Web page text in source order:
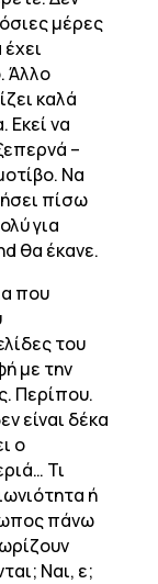
μέρες
Άλλο
καλά
Εκεί να
–
Να
πίσω
για
θα έκανε.
που
του
με την
Περίπου.
είναι δέκα
ο
Τι
ή
πάνω
Ναι, ε;